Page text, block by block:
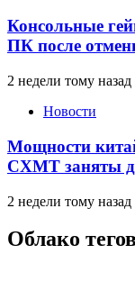
Консольные
ПК после
2 недели тому назад
Новости
Мощности
CXMT заняты
2 недели тому назад
Облако